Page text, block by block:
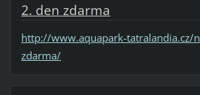
2. den zdarma
http://www.aquapark-tatralandia.cz/
zdarma/